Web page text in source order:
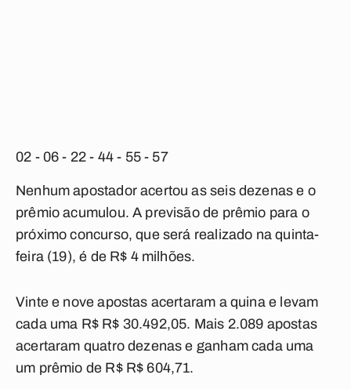
02 - 06 - 22 - 44 - 55 - 57
Nenhum apostador acertou as seis dezenas e o
prêmio acumulou. A previsão de prêmio para o
próximo concurso, que será realizado na quinta-
feira (19), é de R$ 4 milhões.
Vinte e nove apostas acertaram a quina e levam
cada uma R$ R$ 30.492,05. Mais 2.089 apostas
acertaram quatro dezenas e ganham cada uma
um prêmio de R$ R$ 604,71.